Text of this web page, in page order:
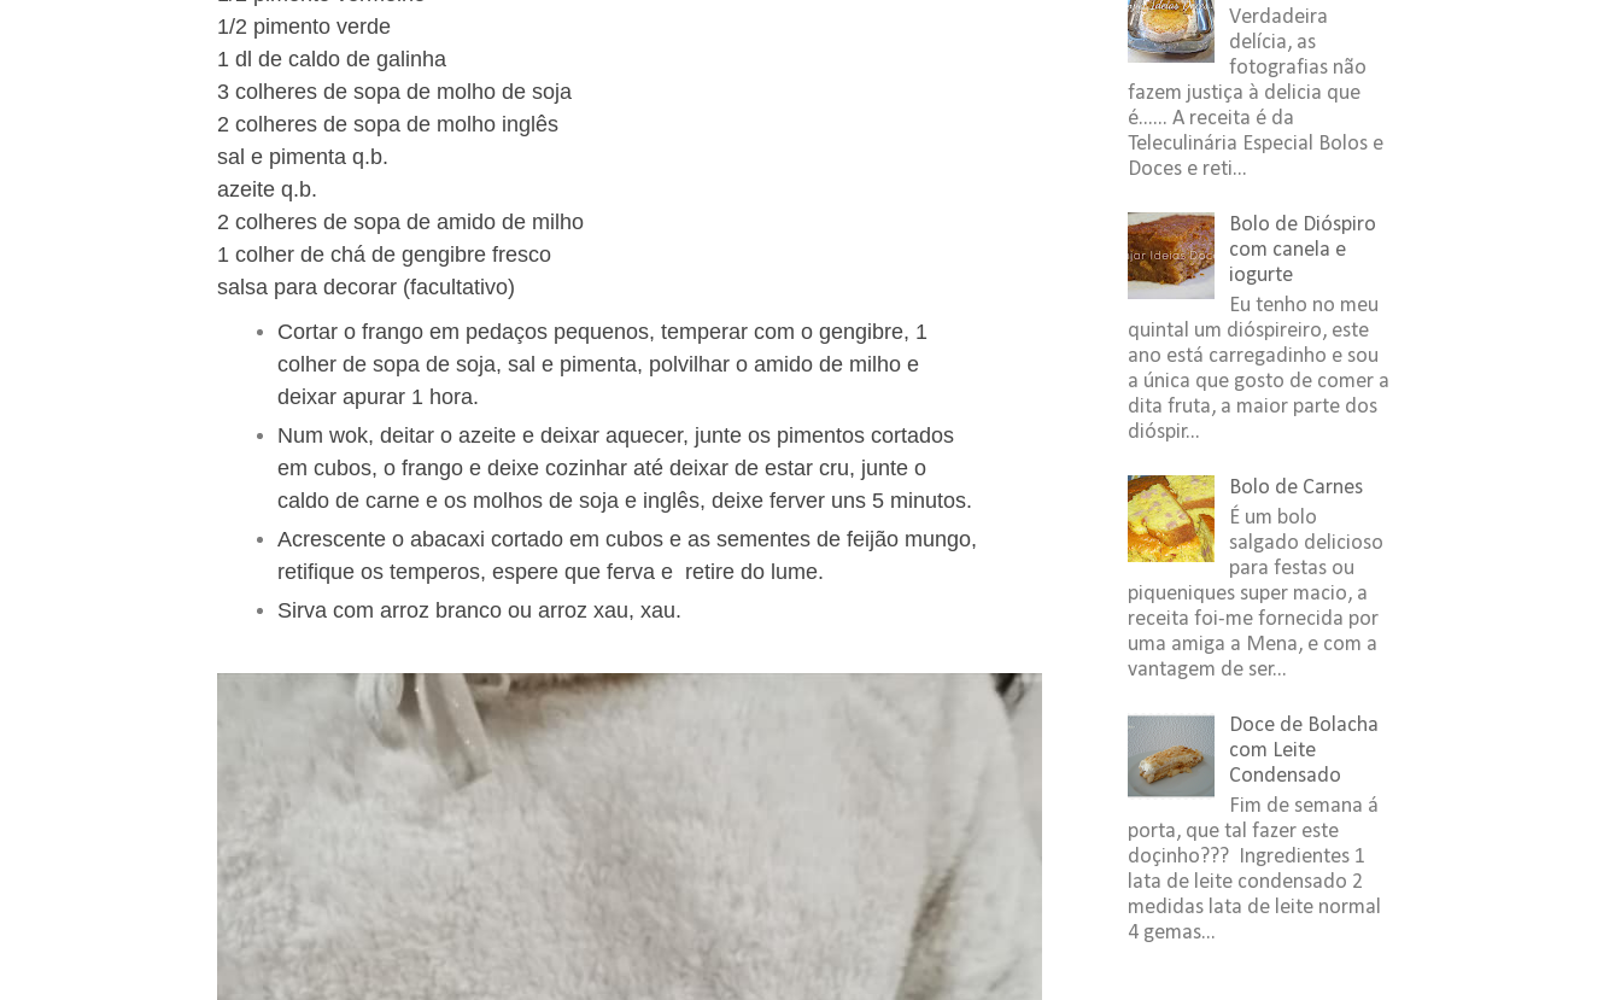
1/2 pimento verde
1 dl de caldo de galinha
3 colheres de sopa de molho de soja
2 colheres de sopa de molho inglês
sal e pimenta q.b.
azeite q.b.
2 colheres de sopa de amido de milho
1 colher de chá de gengibre fresco
salsa para decorar (facultativo)
Cortar o frango em pedaços pequenos, temperar com o gengibre, 1
colher de sopa de soja, sal e pimenta, polvilhar o amido de milho e
deixar apurar 1 hora.
Num wok, deitar o azeite e deixar aquecer, junte os pimentos cortados
em cubos, o frango e deixe cozinhar até deixar de estar cru, junte o
caldo de carne e os molhos de soja e inglês, deixe ferver uns 5 minutos.
Acrescente o abacaxi cortado em cubos e as sementes de feijão mungo,
retifique os temperos, espere que ferva e retire do lume.
Sirva com arroz branco ou arroz xau, xau.
Verdadeira
delícia, as
fotografias não
fazem justiça à delicia que
é...... A receita é da
Teleculinária Especial Bolos e
Doces e reti...
Bolo de Dióspiro
com canela e
iogurte
Eu tenho no meu
quintal um dióspireiro, este
ano está carregadinho e sou
a única que gosto de comer a
dita fruta, a maior parte dos
dióspir...
Bolo de Carnes
É um bolo
salgado delicioso
para festas ou
piqueniques super macio, a
receita foi-me fornecida por
uma amiga a Mena, e com a
vantagem de ser...
Doce de Bolacha
com Leite
Condensado
Fim de semana á
porta, que tal fazer este
doçinho??? Ingredientes 1
lata de leite condensado 2
medidas lata de leite normal
4 gemas...